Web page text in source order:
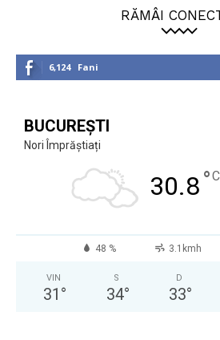
RĂMÂI
6,124 Fani
BUCUREȘTI
Nori Împrăștiați
30.8°C
48 % 3.1kmh
VIN
31 °
S
34°
D
33°